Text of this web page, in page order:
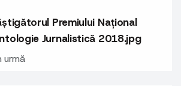
Premiului Național
Jurnalistică 2018.jpg
urmă